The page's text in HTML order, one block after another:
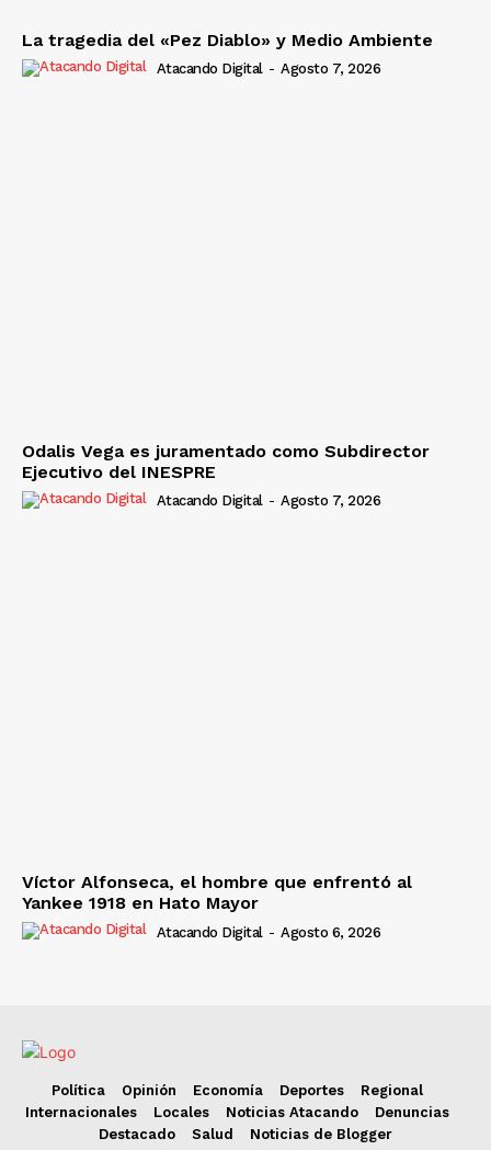
La tragedia del «Pez Diablo» y Medio Ambiente
Atacando Digital - Agosto 7, 2026
Odalis Vega es juramentado como Subdirector
Ejecutivo del INESPRE
Atacando Digital - Agosto 7, 2026
Víctor Alfonseca, el hombre que enfrentó al
Yankee 1918 en Hato Mayor
Atacando Digital - Agosto 6, 2026
Política Opinión Economía Deportes
Regional
Internacionales
Locales Noticias Atacando
Denuncias
Destacado
Salud Noticias de Blogger